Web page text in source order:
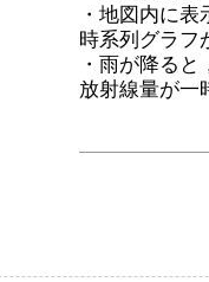
・地図内に
時系列グラフ
・雨が降る
放射線量が一